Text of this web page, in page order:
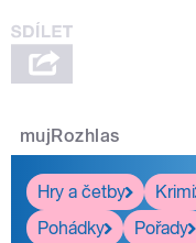
mujRozhlas
Hry a četby
Krimi
Pohádky
Pořady